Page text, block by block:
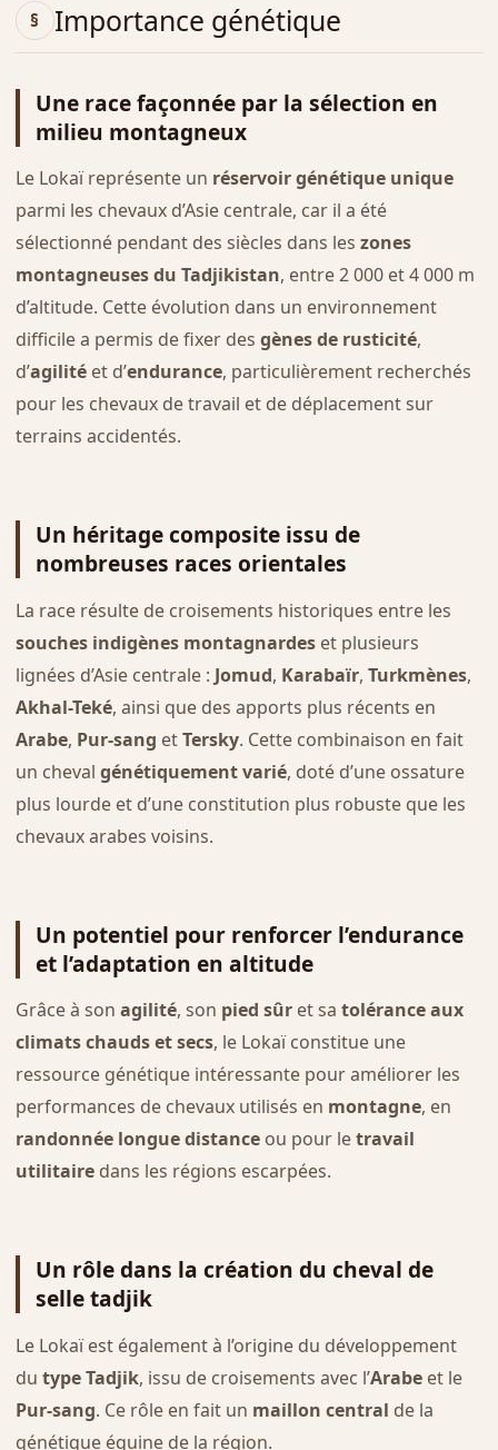
Importance génétique
Une race façonnée par la sélection en
milieu montagneux
Le Lokaï représente un réservoir génétique unique
parmi les chevaux d’Asie centrale, car il a été
sélectionné pendant des siècles dans les zones
montagneuses du Tadjikistan, entre 2 000 et 4 000 m
d’altitude. Cette évolution dans un environnement
difficile a permis de fixer des gènes de rusticité,
d’agilitéet d’endurance, particulièrement recherchés
pour les chevaux de travail et de déplacement sur
terrains accidentés.
Un héritage composite issu de
nombreuses races orientales
La race résulte de croisements historiques entre les
souches indigènes montagnardeset plusieurs
lignées d’Asie centrale : Jomud, Karabaïr, Turkmènes,
Akhal-Teké, ainsi que des apports plus récents en
Arabe, Pur-sang etTersky. Cette combinaison en fait
un cheval génétiquement varié, doté d’une ossature
plus lourde et d’une constitution plus robuste que les
chevaux arabes voisins.
Un potentiel pour renforcer l’endurance
et l’adaptation en altitude
Grâce à son agilité, son pied sûret sa tolérance aux
climats chauds et secs, le Lokaï constitue une
ressource génétique intéressante pour améliorer les
performances de chevaux utilisés en montagne, en
randonnée longue distanceou pour letravail
utilitairedans les régions escarpées.
Un rôle dans la création du cheval de
selle tadjik
Le Lokaï est également à l’origine du développement
du type Tadjik, issu de croisements avec l’Arabeet le
Pur-sang. Ce rôle en fait un maillon central de la
génétique équine de la région.